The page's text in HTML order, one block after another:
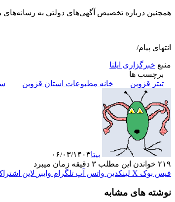
همچنین درباره تخصیص آگهی‌های دولتی به
انتهای پیام/
منبع خبرگزاری ایلنا
برچسب ها
تیتر قزوین
خانه مطبوعات استان قزوین
بیتا۰۶/۰۳/۱۴۰۳
۲۱۹ خواندن این مطلب ۳ دقیقه زمان میبرد
فیس بوک X لینکدین واتس آپ تلگرام وایبر لاین
نوشته های مشابه